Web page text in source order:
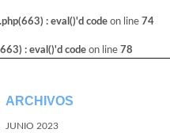
: eval()'d code on line 74
: eval()'d code on line 78
ARCHIVOS
JUNIO 2023